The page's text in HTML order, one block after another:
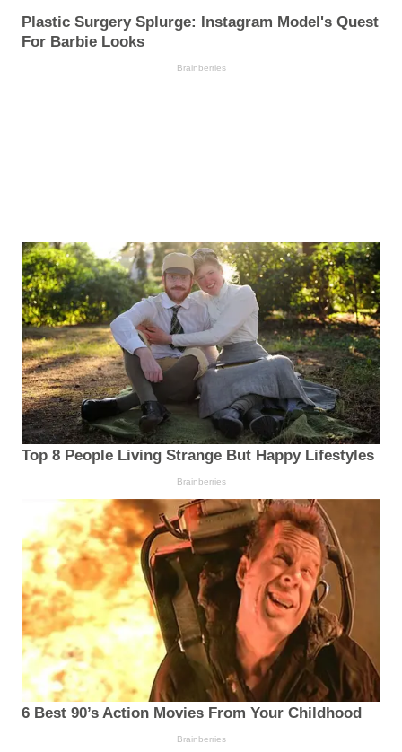
Plastic Surgery Splurge: Instagram Model's Quest
For Barbie Looks
Brainberries
Top 8 People Living Strange But Happy Lifestyles
Brainberries
6 Best 90’s Action Movies From Your Childhood
Brainberries